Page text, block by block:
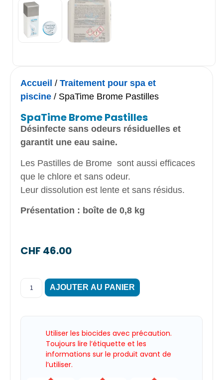
Accueil /Traitement pour spa et
piscine / SpaTime Brome Pastilles
SpaTime Brome Pastilles
Désinfecte sans odeurs résiduelles et
garantit une eau saine.
Les Pastilles de Brome sont aussi efficaces
que le chlore et sans odeur.
Leur dissolution est lente et sans résidus.
Présentation : boîte de 0,8 kg
CHF 46.00
AJOUTER AU PANIER
Utiliser les biocides avec précaution.
Toujours lire l’étiquette et les
informations sur le produit avant de
l’utiliser.